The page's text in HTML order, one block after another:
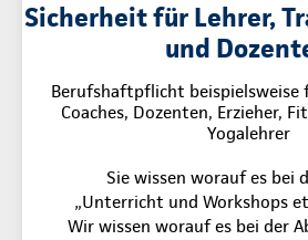
Sicherheit für Lehrer,
und
Berufshaftpflicht beispielsweise
Coaches, Dozenten, Erzieher,
Yogalehrer
Sie wissen worauf es bei
„Unterricht und Workshops
Wir wissen worauf es bei der